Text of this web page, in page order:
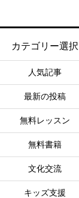
カテゴリー選択
人気記事
最新の投稿
無料レッスン
無料書籍
文化交流
キッズ支援